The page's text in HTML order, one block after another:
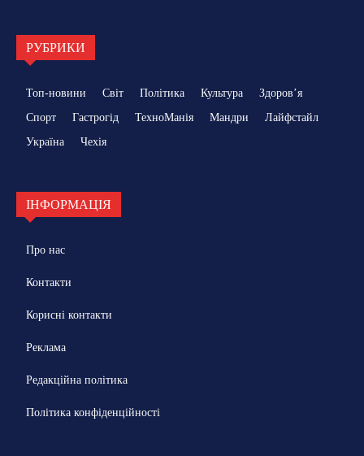
РУБРИКИ
Топ-новини Світ Політика Культура
Здоровʼя
Спорт
Гастрогід ТехноМанія Мандри
Лайфстайл
Україна
Чехія
ІНФОРМАЦІЯ
Про нас
Контакти
Корисні контакти
Реклама
Редакційна політика
Політика конфіденційності